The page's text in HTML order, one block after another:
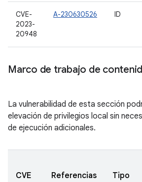
CVE-
2023-
20948
A-230630526 ID
Marco de trabajo de
La vulnerabilidad de esta sección
elevación de privilegios local sin
de ejecución adicionales.
CVE Referencias Tipo